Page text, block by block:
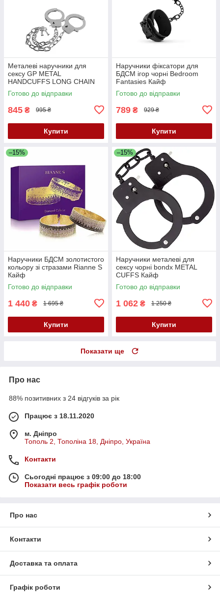
Металеві наручники для
сексу GP METAL
HANDCUFFS LONG CHAIN
Кайф
Готово до відправки
845 ₴ 995 ₴
Купити
Наручники фіксатори для
БДСМ ігор чорні Bedroom
Fantasies Кайф
Готово до відправки
789 ₴ 929 ₴
Купити
–15%
Наручники БДСМ золотистого
кольору зі стразами Rianne S
Кайф
Готово до відправки
1 440 ₴ 1 695 ₴
Купити
–15%
Наручники металеві для
сексу чорні bondx METAL
CUFFS Кайф
Готово до відправки
1 062 ₴ 1 250 ₴
Купити
Показати ще
Про нас
88% позитивних з 24 відгуків за рік
Працює з 18.11.2020
м. Дніпро
Тополь 2, Тополіна 18, Дніпро, Україна
Контакти
Сьогодні працює з 09:00 до 18:00
Показати весь графік роботи
Про нас
Контакти
Доставка та оплата
Графік роботи